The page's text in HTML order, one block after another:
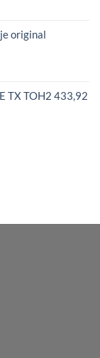
original
TX TOH2 433,92